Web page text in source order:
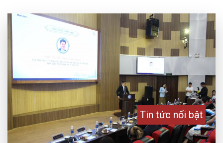
Tin tức nổi bật